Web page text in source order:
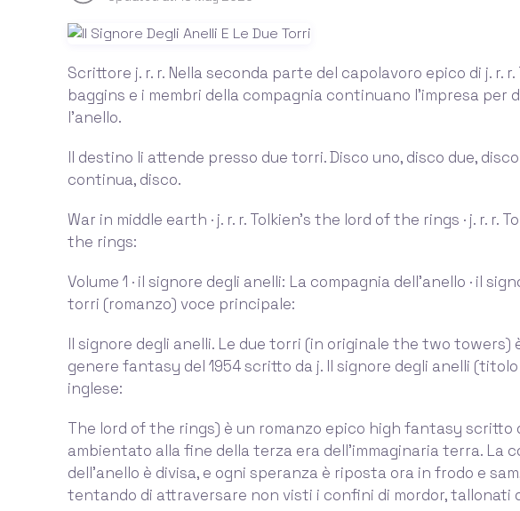
Scrittore j. r. r. Nella seconda parte del capolavoro epico di j. r. r.
baggins e i membri della compagnia continuano l'impresa per
l'anello.
Il destino li attende presso due torri. Disco uno, disco due,
continua, disco.
War in middle earth · j. r. r. Tolkien's the lord of the rings · j. r. r.
the rings:
Volume 1 · il signore degli anelli: La compagnia dell'anello · il
torri (romanzo) voce principale:
Il signore degli anelli. Le due torri (in originale the two towers)
genere fantasy del 1954 scritto da j. Il signore degli anelli
inglese:
The lord of the rings) è un romanzo epico high fantasy scritto
ambientato alla fine della terza era dell'immaginaria terra. La
dell'anello è divisa, e ogni speranza è riposta ora in frodo e
tentando di attraversare non visti i confini di mordor, tallonati